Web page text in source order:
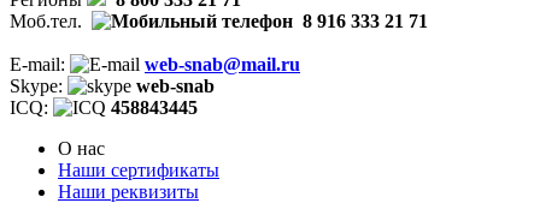
Моб.тел.
8 916 333 21 71
E-mail:
web-snab@mail.ru
Skype:
web-snab
ICQ:
458843445
О нас
Наши сертификаты
Наши реквизиты